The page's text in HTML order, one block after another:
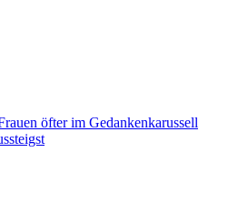
öfter im Gedankenkarussell